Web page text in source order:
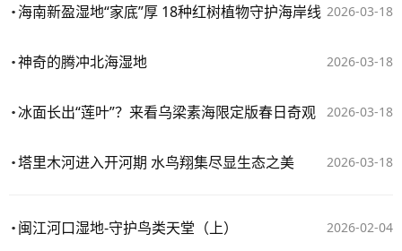
2026-03-18
海南新盈湿地“家底”厚 18种红树植物守护海岸线
2026-03-18
神奇的腾冲北海湿地
2026-03-18
冰面长出“莲叶”？来看乌梁素海限定版春日奇观
2026-03-18
塔里木河进入开河期 水鸟翔集尽显生态之美
2026-02-04
闽江河口湿地-守护鸟类天堂（上）